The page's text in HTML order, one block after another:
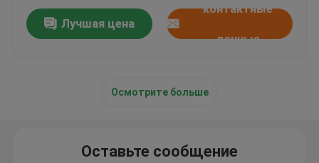
Лучшая цена
контактные
данные
Осмотрите больше
Оставьте сообщение